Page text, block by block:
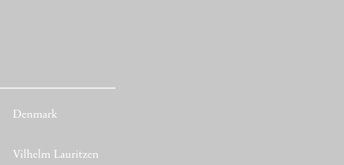
Denmark
Vilhelm Lauritzen